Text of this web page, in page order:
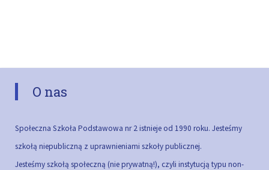
O nas
Społeczna Szkoła Podstawowa nr 2 istnieje od 1990 roku. Jesteśmy
szkołą niepubliczną z uprawnieniami szkoły publicznej.
Jesteśmy szkołą społeczną (nie prywatną!), czyli instytucją typu non-